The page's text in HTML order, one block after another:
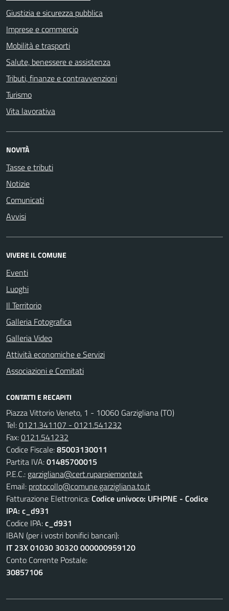
Giustizia e sicurezza pubblica
Imprese e commercio
Mobilità e trasporti
Salute, benessere e assistenza
Tributi, finanze e contravvenzioni
Turismo
Vita lavorativa
NOVITÀ
Tasse e tributi
Notizie
Comunicati
Avvisi
VIVERE IL COMUNE
Eventi
Luoghi
Il Territorio
Galleria Fotografica
Galleria Video
Attività economiche e Servizi
Associazioni e Comitati
CONTATTI E RECAPITI
Piazza Vittorio Veneto, 1 - 10060 Garzigliana (TO)
Tel:0121.341107 - 0121.541232
Fax:0121.541232
Codice Fiscale:85003130011
Partita IVA:01485700015
P.E.C.: garzigliana@cert.ruparpiemonte.it
Email: protocollo@comune.garzigliana.to.it
Fatturazione Elettronica:Codice univoco: UFHPNE - Codice
IPA: c_d931
Codice IPA:c_d931
IBAN (per i vostri bonifici bancari):
IT 23X 01030 30320 000000959120
Conto Corrente Postale:
30857106